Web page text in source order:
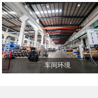
们
车间环境